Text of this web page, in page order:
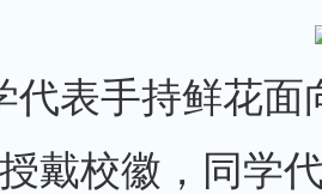
代表手持鲜花
授戴校徽，同学